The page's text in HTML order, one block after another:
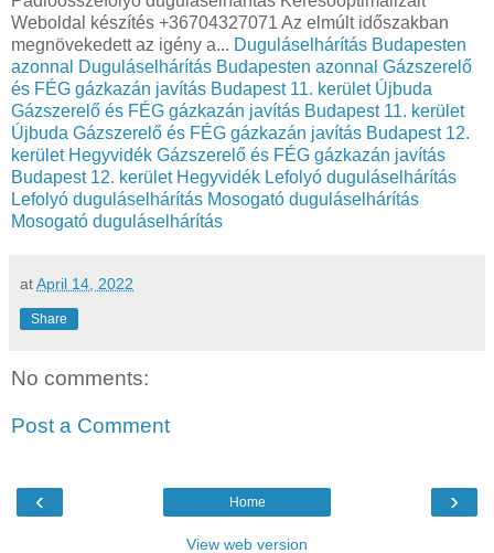
Weboldal készítés +36704327071 Az elmúlt időszakban
megnövekedett az igény a... Duguláselhárítás Budapesten
azonnal
Duguláselhárítás Budapesten azonnal Gázszerelő
és FÉG gázkazán javítás Budapest 11. kerület Újbuda
Gázszerelő és FÉG gázkazán javítás Budapest 11. kerület
Újbuda Gázszerelő és FÉG gázkazán javítás Budapest 12.
kerület Hegyvidék Gázszerelő és FÉG gázkazán javítás
Budapest 12. kerület Hegyvidék Lefolyó duguláselhárítás
Lefolyó duguláselhárítás Mosogató duguláselhárítás
Mosogató duguláselhárítás
atApril 14, 2022
Share
No comments:
Post a Comment
‹ ›
Home
View web version